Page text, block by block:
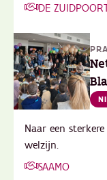
DE
Naar een
welzijn.
SAAMO